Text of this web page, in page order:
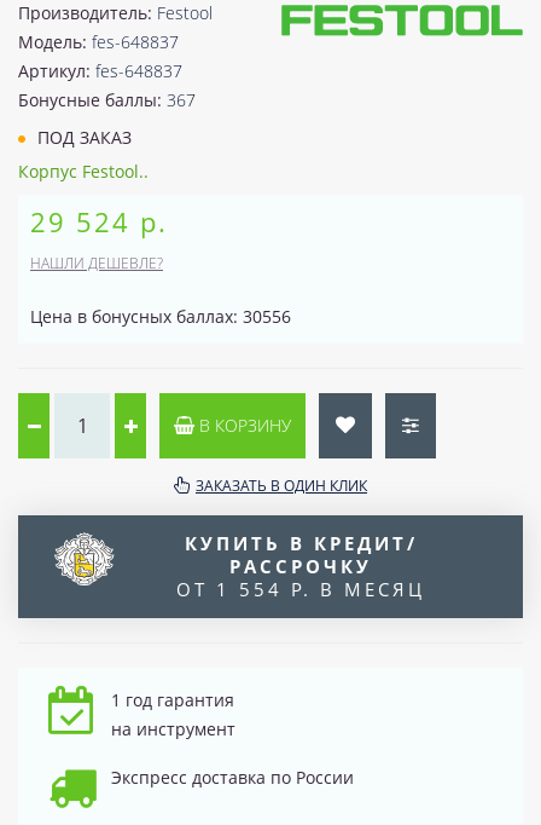
Производитель: Festool
Модель: fes-648837
Артикул: fes-648837
Бонусные баллы: 367
ПОД ЗАКАЗ
Корпус Festool..
29 524 р.
НАШЛИ ДЕШЕВЛЕ?
Цена в бонусных баллах: 30556
В КОРЗИНУ
ЗАКАЗАТЬ В ОДИН КЛИК
КУПИТЬ В КРЕДИТ/
РАССРОЧКУ
ОТ 1 554 Р. В МЕСЯЦ
1 год гарантия
на инструмент
Экспресс доставка по России